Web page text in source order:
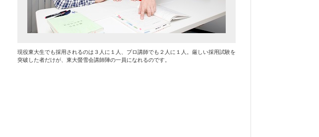
現役東大生でも採用されるのは３人に１人、プロ講師でも２人に１人。厳しい採用試験を
突破した者だけが、東大螢雪会講師陣の一員になれるのです。